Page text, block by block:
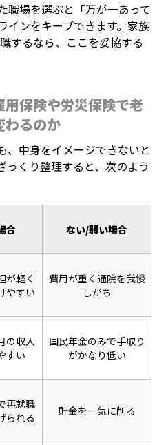
職場を選ぶと「万が一あって
インをキープできます。家族
するなら、ここを妥協する
保険や労災保険で老
わるのか
、中身をイメージできないと
くり整理すると、次のよう
合 ない/弱い場合
が軽く
やすい
費用が重く通院を我慢
しがち
の収入
すい
国民年金のみで手取り
がかなり低い
再就職
られる
貯金を一気に削る